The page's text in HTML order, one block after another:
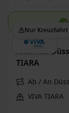
Nur Kreuzfahrt
Rhein ab
TIARA
Ab / An
VIVA TIARA